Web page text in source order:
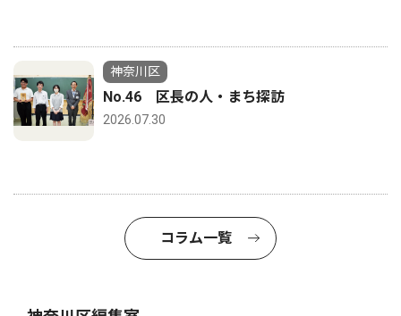
神奈川区
No.46 区長の人・まち探訪
2026.07.30
コラム一覧